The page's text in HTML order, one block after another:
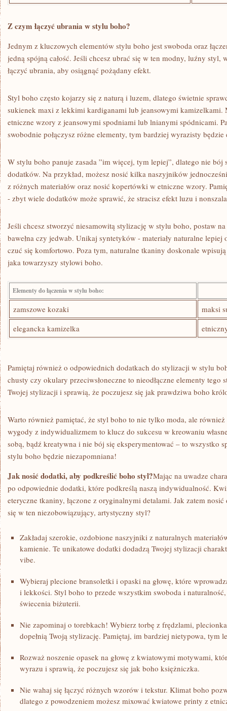
Z czym‌ łączyć⁣ ubrania ⁣w ‌stylu boho?
Jednym z kluczowych elementów⁢ stylu‌ boho jest swoboda oraz
jedną spójną całość. Jeśli chcesz​ ubrać się w ten⁢ modny, luźny‌ styl,
łączyć ubrania, aby osiągnąć pożądany ⁤efekt.
Styl boho często kojarzy się ⁣z naturą‌ i luzem, ⁢dlatego świetnie
sukienek maxi z lekkimi ‌kardiganami lub​ jeansowymi kamizelkami.
etniczne⁣ wzory z jeansowymi spodniami lub lnianymi spódnicami.
swobodnie połączysz różne⁢ elementy,⁢ tym​ bardziej wyrazisty będzie
W ‍stylu boho panuje zasada ⁣”im więcej, tym ⁤lepiej”, dlatego nie‍ bój
dodatków. Na przykład, ⁣możesz nosić ‌kilka naszyjników
z⁢ różnych materiałów oraz nosić kopertówki w etniczne wzory.
‌- ‍zbyt wiele dodatków może sprawić,​ że stracisz efekt luzu i
Jeśli​ chcesz stworzyć niesamowitą stylizację w stylu boho, postaw
bawełna czy jedwab. Unikaj⁣ syntetyków -‍ materiały naturalne ​lepiej⁤
‍czuć⁢ się‍ komfortowo. Poza tym, naturalne​ tkaniny‌ doskonale
jaka towarzyszy stylowi boho.
Elementy do łączenia w stylu⁢ boho:
zamszowe kozaki
maksi
elegancka ⁤kamizelka
Pamiętaj również o⁤ odpowiednich dodatkach do stylizacji w⁤ stylu
chusty czy​ okulary przeciwsłoneczne to nieodłączne ⁣elementy tego
Twojej stylizacji i sprawią, że poczujesz się jak ‌prawdziwa ​boho⁢
Warto również pamiętać, że​ styl boho⁣ to nie tylko moda, ale również
wygody z indywidualizmem to klucz⁢ do⁤ sukcesu w kreowaniu
sobą, ⁣bądź kreatywna i nie bój się eksperymentować – ​to⁤ wszystko‌
stylu ​boho będzie niezapomniana!
Jak nosić dodatki, ‍aby‌ podkreślić boho⁣ styl?Mając⁣ na uwadze​
po odpowiednie dodatki, które podkreślą naszą indywidualność.
eteryczne tkaniny, łączone z oryginalnymi detalami. Jak ⁤zatem
się ⁤w ten niezobowiązujący, artystyczny styl?
Zakładaj szerokie, ozdobione naszyjniki z naturalnych⁢
kamienie. ‌Te unikatowe dodatki dodadzą Twojej ⁢stylizacji​
vibe.
Wybieraj plecione bransoletki i ‍opaski na głowę, ⁣które
i lekkości.⁢ Styl boho to przede ‌wszystkim swoboda i
świecenia biżuterii.
Nie zapominaj o ‌torebkach! Wybierz torbę‌ z frędzlami,
dopełnią Twoją stylizację. ⁤Pamiętaj, im bardziej nietypowa, tym
Rozważ noszenie opasek⁤ na głowę z ⁤kwiatowymi motywami,
wyrazu ⁤i sprawią, że poczujesz się jak boho ​księżniczka.
Nie wahaj się łączyć różnych wzorów i ​tekstur. Klimat boho
dlatego z powodzeniem możesz mixować kwiatowe ‌printy z